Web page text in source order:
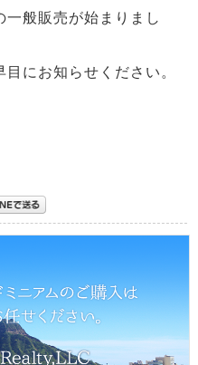
一般販売が始まりまし
にお知らせください。